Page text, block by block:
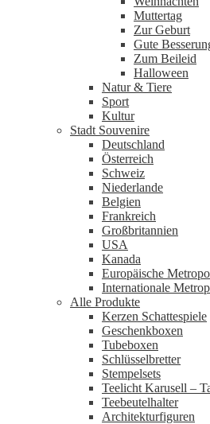
Muttertag
Zur Geburt
Gute
Zum Beileid
Halloween
Natur & Tiere
Sport
Kultur
Stadt Souvenire
Deutschland
Österreich
Schweiz
Niederlande
Belgien
Frankreich
Großbritannien
USA
Kanada
Europäische
Internationale
Alle Produkte
Kerzen Schattespiele
Geschenkboxen
Tubeboxen
Schlüsselbretter
Stempelsets
Teelicht Karusell –
Teebeutelhalter
Architekturfiguren